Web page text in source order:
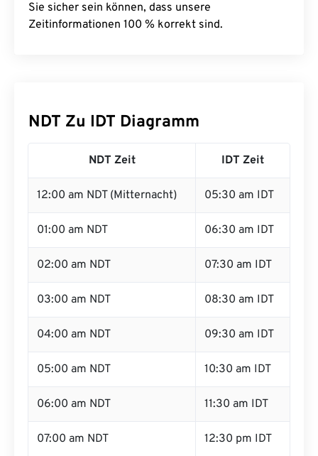
Sie sicher sein können, dass unsere
Zeitinformationen 100 % korrekt sind.
NDT Zu IDT Diagramm
NDT Zeit IDT Zeit
12:00 am NDT (Mitternacht) 05:30 am IDT
01:00 am NDT 06:30 am IDT
02:00 am NDT 07:30 am IDT
03:00 am NDT 08:30 am IDT
04:00 am NDT 09:30 am IDT
05:00 am NDT 10:30 am IDT
06:00 am NDT 11:30 am IDT
07:00 am NDT 12:30 pm IDT